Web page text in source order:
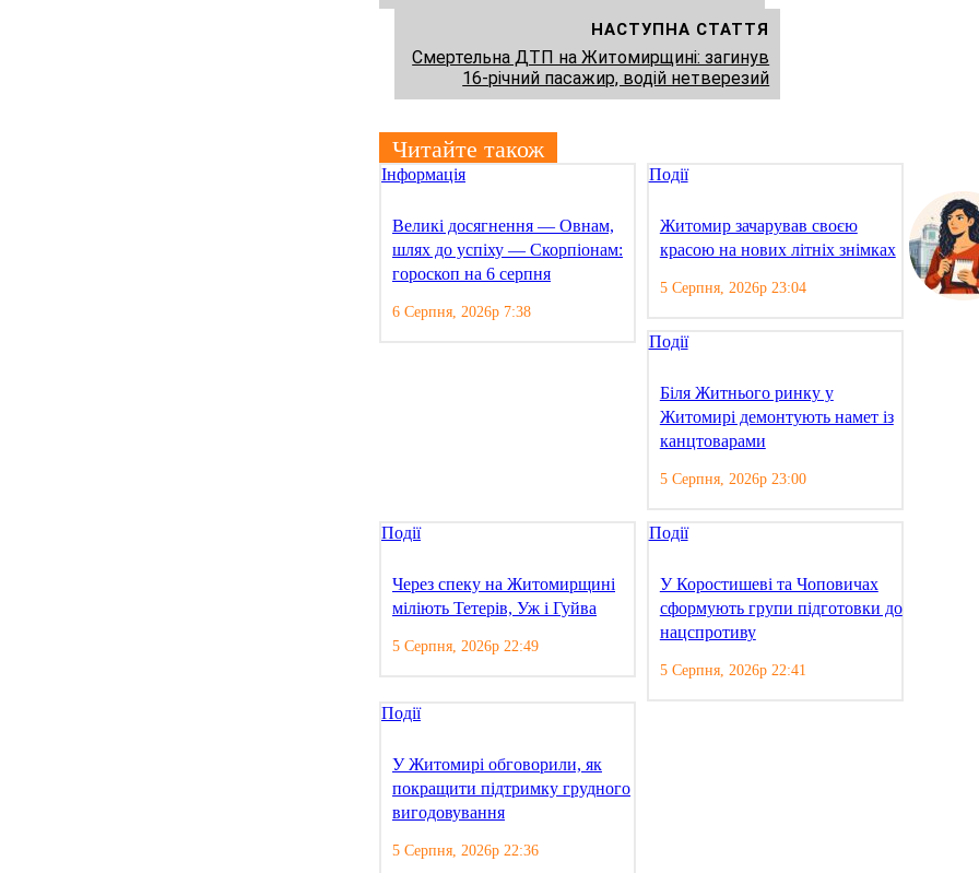
НАСТУПНА СТАТТЯ
Смертельна ДТП на Житомирщині: загинув
16-річний пасажир, водій нетверезий
Читайте також
Інформація
Великі досягнення — Овнам,
шлях до успіху — Скорпіонам:
гороскоп на 6 серпня
6 Серпня, 2026р 7:38
Події
Житомир зачарував своєю
красою на нових літніх знімках
5 Серпня, 2026р 23:04
Події
Біля Житнього ринку у
Житомирі демонтують намет із
канцтоварами
5 Серпня, 2026р 23:00
Події
Через спеку на Житомирщині
міліють Тетерів, Уж і Гуйва
5 Серпня, 2026р 22:49
Події
У Коростишеві та Чоповичах
сформують групи підготовки до
нацспротиву
5 Серпня, 2026р 22:41
Події
У Житомирі обговорили, як
покращити підтримку грудного
вигодовування
5 Серпня, 2026р 22:36